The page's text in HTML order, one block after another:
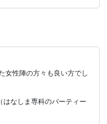
女性陣の方々も良い方でし
なしま専科のパーティー